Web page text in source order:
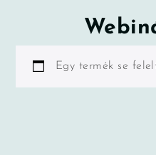
Egy termék se